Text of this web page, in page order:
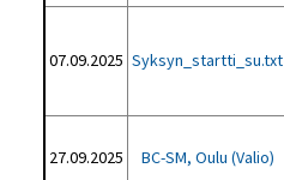
07.09.2025 Syksyn_startti_su.txt
27.09.2025 BC-SM, Oulu (Valio)